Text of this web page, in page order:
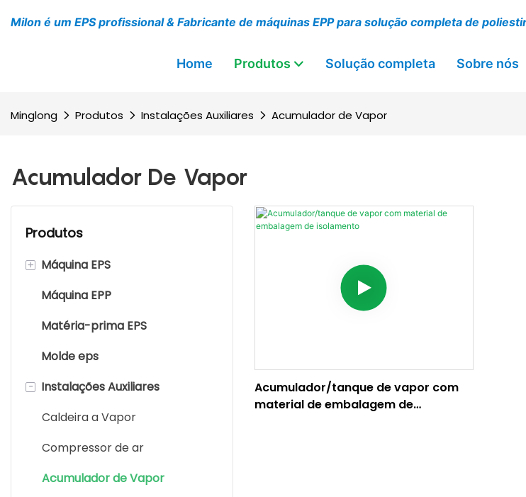
Milon é um EPS profissional & Fabricante de máquinas EPP para solução completa de
Home Produtos Solução completa Sobre nós
Minglong Produtos Instalações Auxiliares Acumulador de Vapor
Acumulador De Vapor
Produtos
+ Máquina EPS
Máquina pré-expansora EPS
Máquina de moldagem de
blocos EPS
Máquina de corte EPS
Máquina de reciclagem EPS
Máquina de painel sanduíche
Máquina EPP
Matéria-prima EPS
Molde eps
-
Instalações Auxiliares
Caldeira a Vapor
Compressor de ar
Acumulador de Vapor
Acumulador/tanque de vapor com
material de embalagem de